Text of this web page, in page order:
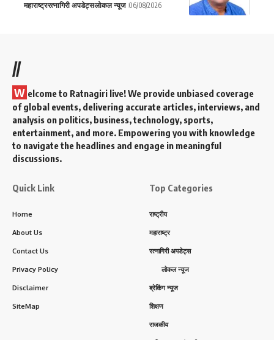
महाराष्ट्ररत्नागिरी अपडेट्सलोकल न्यूज 06/08/2026
//
W elcome to Ratnagiri live! We provide unbiased coverage
of global events, delivering accurate articles, interviews, and
analysis on politics, business, technology, sports,
entertainment, and more. Empowering you with knowledge
to navigate the headlines and engage in meaningful
discussions.
Quick Link
Home
About Us
Contact Us
Privacy Policy
Disclaimer
SiteMap
Top Categories
राष्ट्रीय
महाराष्ट्र
रत्नागिरी अपडेट्स
लोकल न्यूज
ब्रेकिंग न्यूज
शिक्षण
राजकीय